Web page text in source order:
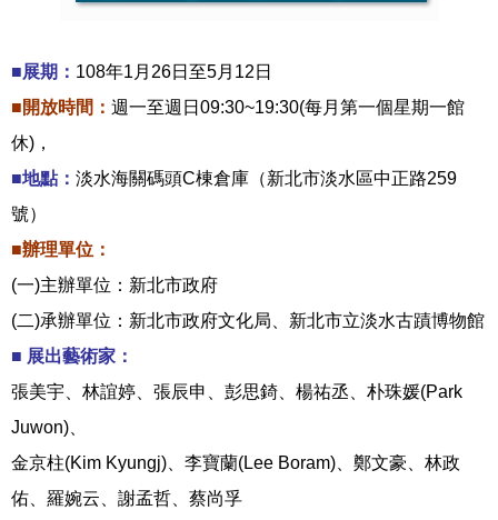
■展期： 108年1月26日至5月12日
■開放時間： 週一至週日09:30~19:30(每月第一個星期一館
休)，
■地點： 淡水海關碼頭C棟倉庫（新北市淡水區中正路259
號）
■辦理單位：
(一)主辦單位：新北市政府
(二)承辦單位：新北市政府文化局、新北市立淡水古蹟博物館
■ 展出藝術家：
張美宇、林誼婷、張辰申、彭思錡、楊祐丞、朴珠媛(Park
Juwon)、
金京柱(Kim Kyungj)、李寶蘭(Lee Boram)、鄭文豪、林政
佑、羅婉云、謝孟哲、蔡尚孚